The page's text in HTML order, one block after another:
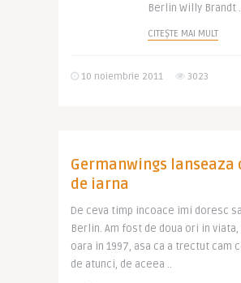
Berlin Willy Brandt
CITEȘTE MAI MULT
10 noiembrie 2011 3023
Germanwings lanseaza
de iarna
De ceva timp incoace imi doresc
Berlin. Am fost de doua ori in
oara in 1997, asa ca a trectut cam
de atunci, de aceea ..